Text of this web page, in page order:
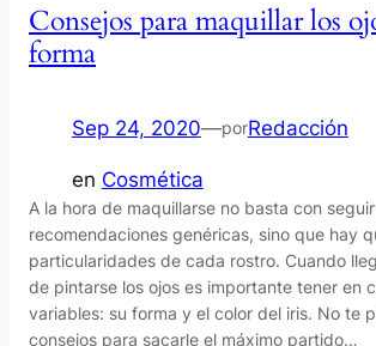
Consejos para maquillar los
forma
Sep 24, 2020—porRedacción
en Cosmética
A la hora de maquillarse no basta con
recomendaciones genéricas, sino que hay
particularidades de cada rostro. Cuando
de pintarse los ojos es importante tener en
variables: su forma y el color del iris. No te
consejos para sacarle el máximo partido…